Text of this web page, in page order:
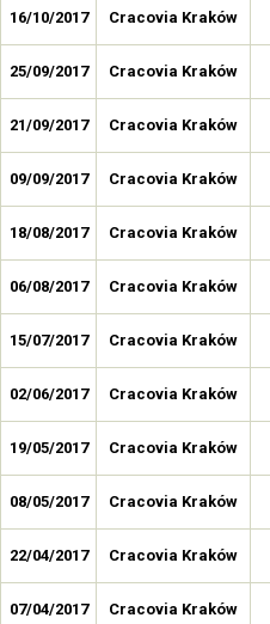
16/10/2017 Cracovia Kraków
25/09/2017 Cracovia Kraków
21/09/2017 Cracovia Kraków
09/09/2017 Cracovia Kraków
18/08/2017 Cracovia Kraków
06/08/2017 Cracovia Kraków
15/07/2017 Cracovia Kraków
02/06/2017 Cracovia Kraków
19/05/2017 Cracovia Kraków
08/05/2017 Cracovia Kraków
22/04/2017 Cracovia Kraków
07/04/2017 Cracovia Kraków